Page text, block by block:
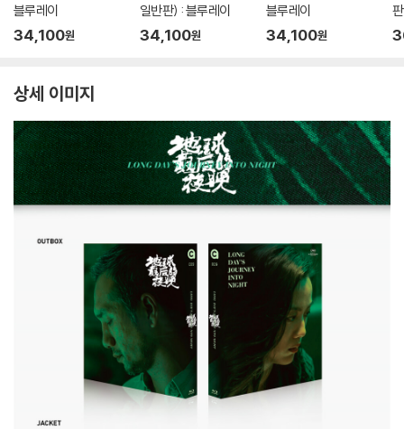
블루레이
34,100원
일반판) : 블루레이
34,100원
블루레이
34,100원
상세 이미지